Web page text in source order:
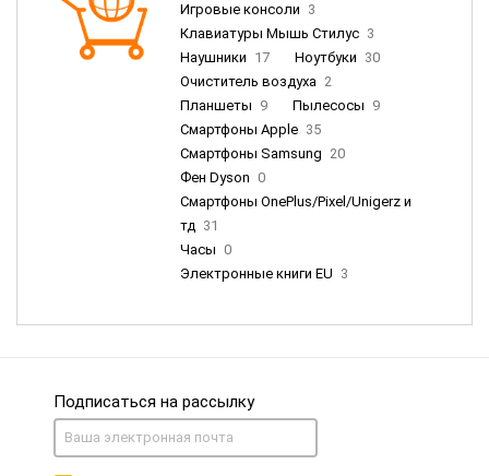
Игровые консоли 3
Клавиатуры Мышь Стилус 3
Наушники 17 Ноутбуки 30
Очиститель воздуха 2
Планшеты 9 Пылесосы 9
Смартфоны Apple 35
Смартфоны Samsung 20
Фен Dyson 0
Смартфоны OnePlus/Pixel/Unigerz и
тд 31
Часы 0
Электронные книги EU 3
Подписаться на рассылку